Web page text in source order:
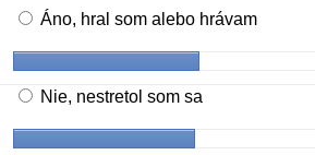
Áno, hral som alebo hrávam
Nie, nestretol som sa